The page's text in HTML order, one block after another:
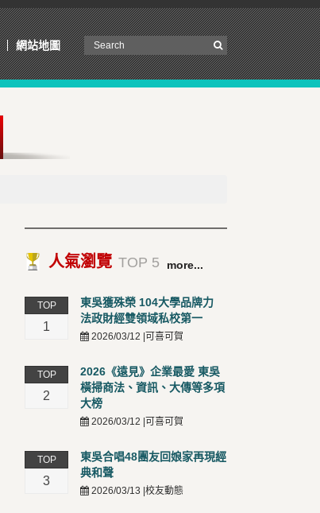
網站地圖
人氣瀏覽 TOP 5 more...
TOP
1
東吳獲殊榮 104大學品牌力
法政財經雙領域私校第一
2026/03/12 |可喜可賀
TOP
2
2026《遠見》企業最愛 東吳
橫掃商法、資訊、大傳等多項
大榜
2026/03/12 |可喜可賀
TOP
3
東吳合唱48團友回娘家再現經
典和聲
2026/03/13 |校友動態